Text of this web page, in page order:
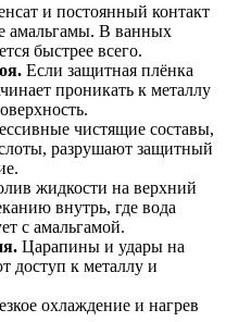
и постоянный контакт
амальгамы. В ванных
быстрее всего.
Если защитная плёнка
проникать к металлу
чистящие составы,
разрушают защитный
жидкости на верхний
внутрь, где вода
с амальгамой.
Царапины и удары на
доступ к металлу и
охлаждение и нагрев